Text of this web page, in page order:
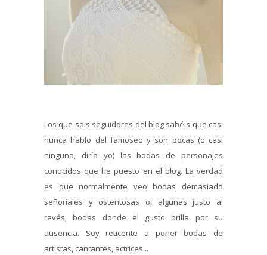
Los que sois seguidores del blog sabéis que casi
nunca hablo del famoseo y son pocas (o casi
ninguna, diría yo) las bodas de personajes
conocidos que he puesto en el blog. La verdad
es que normalmente veo bodas demasiado
señoriales y ostentosas o, algunas justo al
revés, bodas donde el gusto brilla por su
ausencia. Soy reticente a poner bodas de
artistas, cantantes, actrices...